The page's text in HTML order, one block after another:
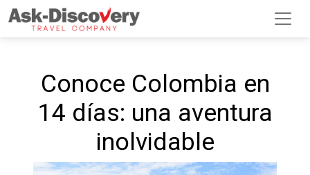
Conoce Colombia en
14 días: una aventura
inolvidable